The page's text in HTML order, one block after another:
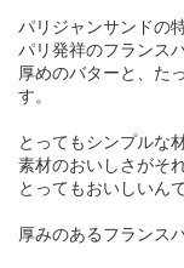
パリジャンサンドの
パリ発祥のフランス
厚めのバターと、た
す。
とってもシンプルな
素材のおいしさがそ
とってもおいしいん
厚みのあるフランス